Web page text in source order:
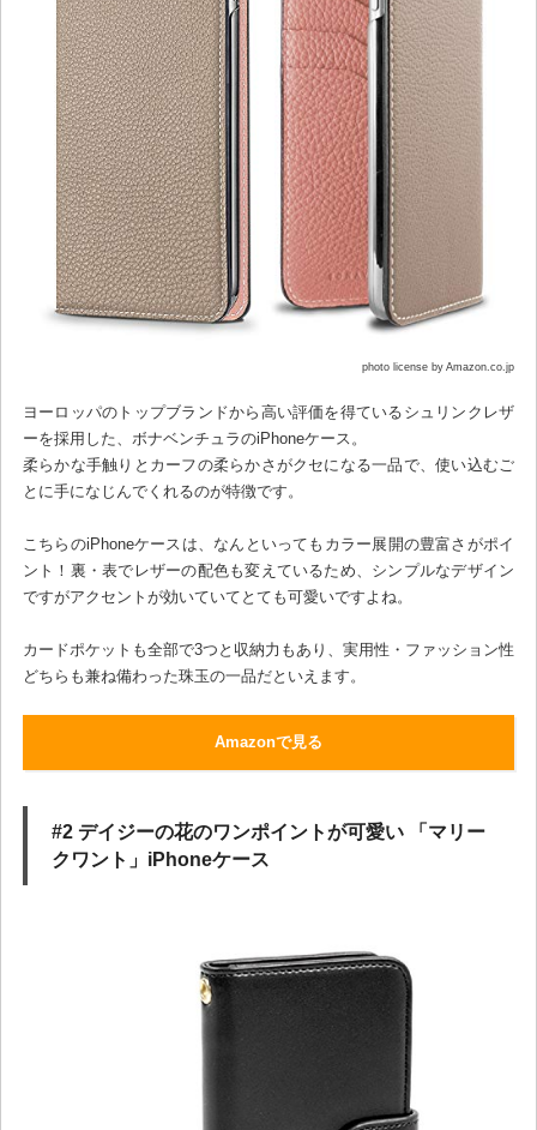
photo license by Amazon.co.jp
ヨーロッパのトップブランドから高い評価を得ているシュリンクレザ
ーを採用した、ボナベンチュラのiPhoneケース。
柔らかな手触りとカーフの柔らかさがクセになる一品で、使い込むご
とに手になじんでくれるのが特徴です。
こちらのiPhoneケースは、なんといってもカラー展開の豊富さがポイ
ント！裏・表でレザーの配色も変えているため、シンプルなデザイン
ですがアクセントが効いていてとても可愛いですよね。
カードポケットも全部で3つと収納力もあり、実用性・ファッション性
どちらも兼ね備わった珠玉の一品だといえます。
Amazonで見る
#2 デイジーの花のワンポイントが可愛い 「マリー
クワント」iPhoneケース